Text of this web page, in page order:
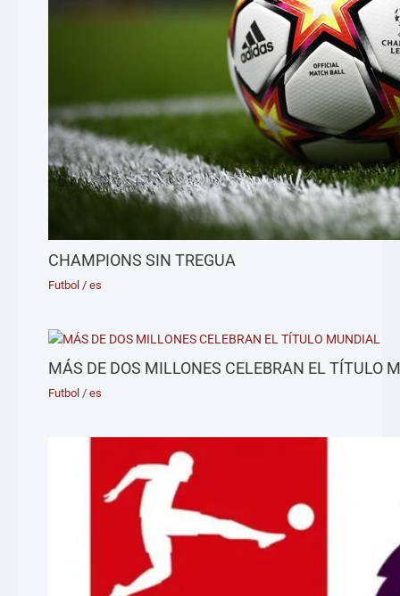
CHAMPIONS SIN TREGUA
Futbol /es
MÁS DE DOS MILLONES CELEBRAN EL TÍTULO
Futbol /es